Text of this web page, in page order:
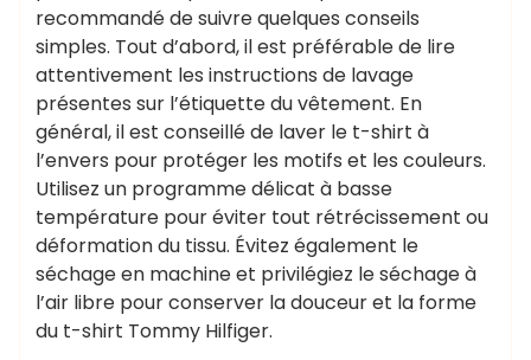
recommandé de suivre quelques conseils
simples. Tout d’abord, il est préférable de lire
attentivement les instructions de lavage
présentes sur l’étiquette du vêtement. En
général, il est conseillé de laver le t-shirt à
l’envers pour protéger les motifs et les couleurs.
Utilisez un programme délicat à basse
température pour éviter tout rétrécissement ou
déformation du tissu. Évitez également le
séchage en machine et privilégiez le séchage à
l’air libre pour conserver la douceur et la forme
du t-shirt Tommy Hilfiger.